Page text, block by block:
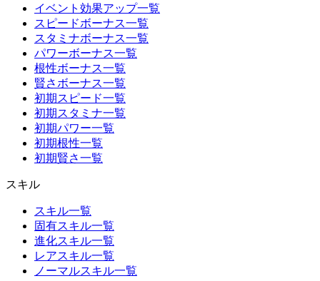
イベント効果アップ一覧
スピードボーナス一覧
スタミナボーナス一覧
パワーボーナス一覧
根性ボーナス一覧
賢さボーナス一覧
初期スピード一覧
初期スタミナ一覧
初期パワー一覧
初期根性一覧
初期賢さ一覧
スキル
スキル一覧
固有スキル一覧
進化スキル一覧
レアスキル一覧
ノーマルスキル一覧